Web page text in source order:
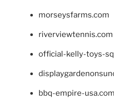
morseysfarms.com
riverviewtennis.com
official-kelly-toys-
bbq-empire-usa.com